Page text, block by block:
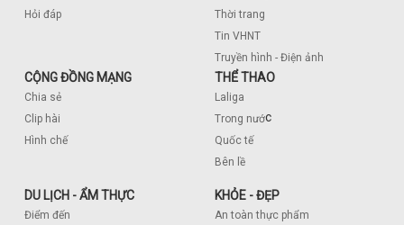
Hỏi đáp
Thời trang
Tin VHNT
Truyền hình - Điện ảnh
CỘNG ĐỒNG MẠNG
Chia sẻ
Clip hài
Hình chế
THỂ THAO
Laliga
Trong nước
Quốc tế
Bên lề
DU LỊCH - ẨM THỰC
Điểm đến
KHỎE - ĐẸP
An toàn thực phẩm